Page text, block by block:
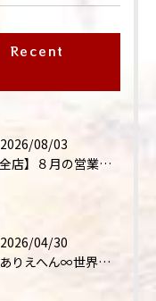
Recent
2026/08/03
【全店】８月の営業時間・ランチ営業につきまして
2026/04/30
「ありえへん∞世界」テレビ出演‼